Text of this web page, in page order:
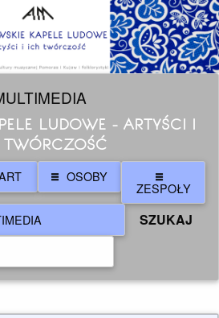
LUDOWE - ARTYŚCI I
TWÓRCZOŚĆ
OSOBY
ZESPOŁY
SZUKAJ